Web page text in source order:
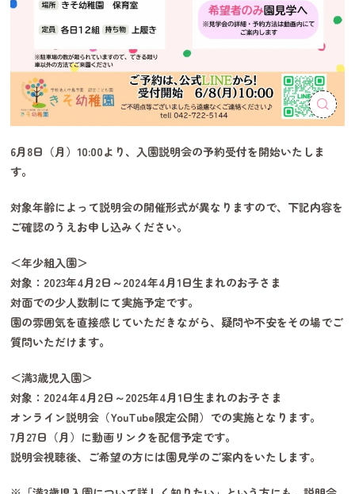
6月8日（月）10:00より、入園説明会の予約受付を開始いたしま
す。
対象年齢によって説明会の開催形式が異なりますので、下記内容を
ご確認のうえお申し込みください。
＜年少組入園＞
対象：2023年4月2日～2024年4月1日生まれのお子さま
対面での少人数制にて実施予定です。
園の雰囲気を直接感じていただきながら、疑問や不安をその場でご
質問いただけます。
＜満3歳児入園＞
対象：2024年4月2日～2025年4月1日生まれのお子さま
オンライン説明会（YouTube限定公開）での実施となります。
7月27日（月）に動画リンクを配信予定です。
説明会視聴後、ご希望の方には園見学のご案内をいたします。